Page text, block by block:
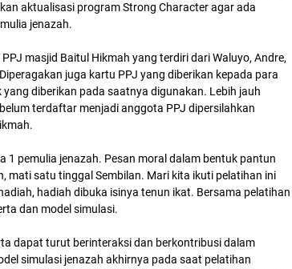
aktualisasi program Strong Character agar ada
jenazah.
masjid Baitul Hikmah yang terdiri dari Waluyo, Andre,
juga kartu PPJ yang diberikan kepada para
diberikan pada saatnya digunakan. Lebih jauh
terdaftar menjadi anggota PPJ dipersilahkan
1 pemulia jenazah. Pesan moral dalam bentuk pantun
mati satu tinggal Sembilan. Mari kita ikuti pelatihan ini
hadiah dibuka isinya tenun ikat. Bersama pelatihan
dan model simulasi.
dapat turut berinteraksi dan berkontribusi dalam
simulasi jenazah akhirnya pada saat pelatihan